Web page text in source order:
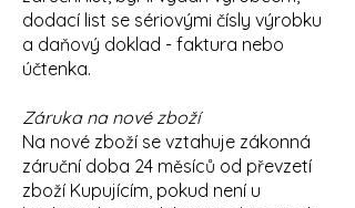
dodací list se sériovými čísly výrobku
a daňový doklad - faktura nebo
účtenka.
Záruka na nové zboží
Na nové zboží se vztahuje zákonná
záruční doba 24 měsíců od převzetí
zboží Kupujícím, pokud není u